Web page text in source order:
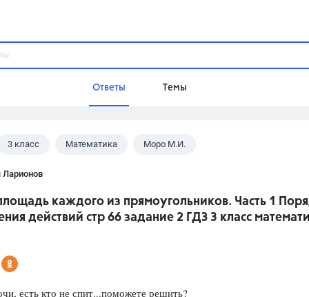
Ответы Темы
Домашнее задание
Школа
Разумовская М.М.,
3 класс Математика Моро М.И.
Ларионов
каждого из прямоугольников. Часть 1
действий стр 66 задание 2 ГДЗ 3 класс
есть кто не спит...поможете решить?